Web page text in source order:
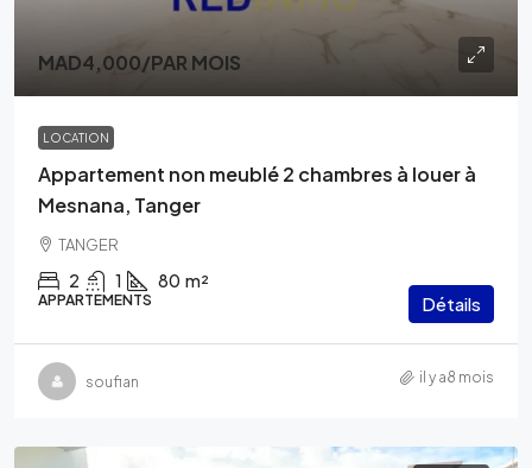
MAD4,000/PAR MOIS
LOCATION
Appartement non meublé 2 chambres à louer à
Mesnana, Tanger
TANGER
2 1 80 m²
APPARTEMENTS Détails
soufian il y a8 mois